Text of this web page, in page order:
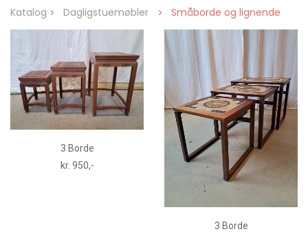
Katalog Dagligstuemøbler Småborde og lignende
3 Borde
kr. 950,-
3 Borde